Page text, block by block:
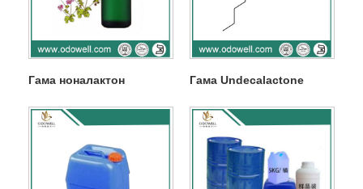
Гама ноналактон Гама Undecalactone